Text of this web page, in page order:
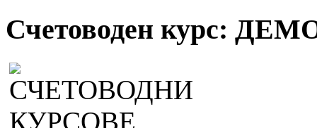
Счетоводен курс: